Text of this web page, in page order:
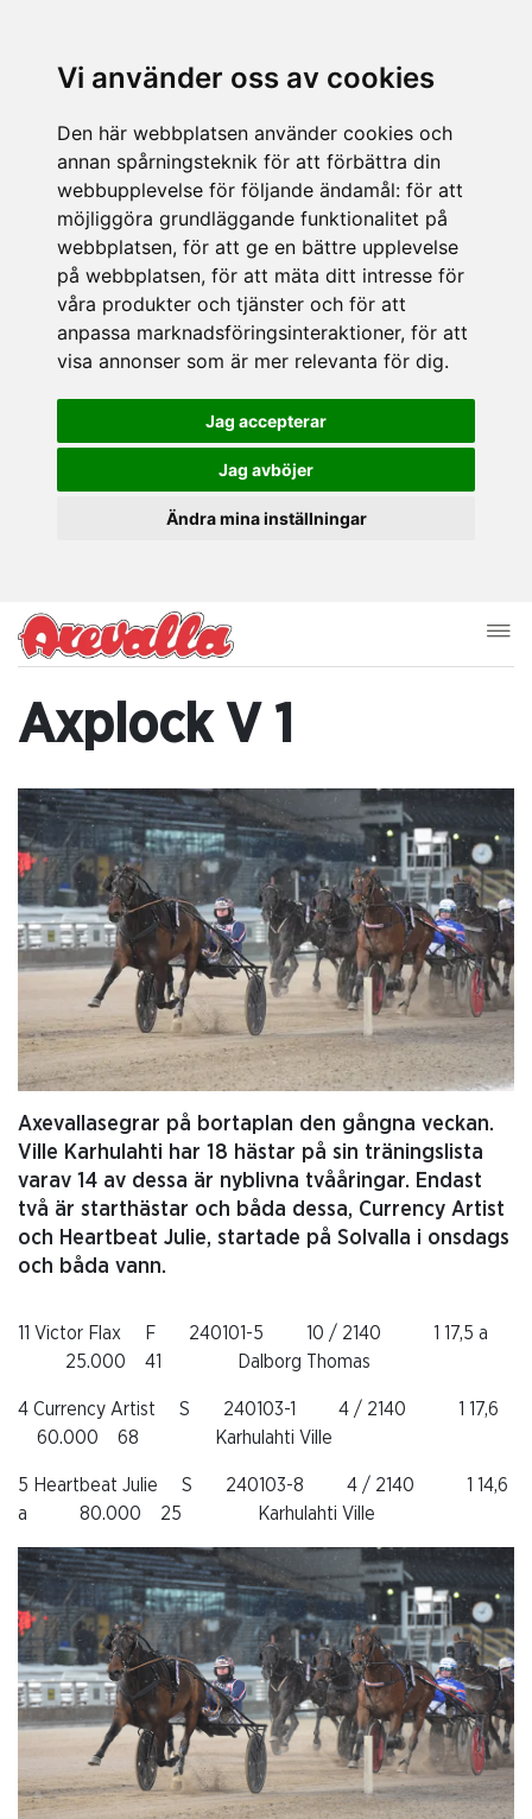
Vi använder oss av cookies
Den här webbplatsen använder cookies och
annan spårningsteknik för att förbättra din
webbupplevelse för följande ändamål: för att
möjliggöra grundläggande funktionalitet på
webbplatsen, för att ge en bättre upplevelse
på webbplatsen, för att mäta ditt intresse för
våra produkter och tjänster och för att
anpassa marknadsföringsinteraktioner, för att
visa annonser som är mer relevanta för dig.
Jag accepterar
Jag avböjer
Ändra mina inställningar
Axplock V 1
Axevallasegrar på bortaplan den gångna veckan.
Ville Karhulahti har 18 hästar på sin träningslista
varav 14 av dessa är nyblivna tvååringar. Endast
två är starthästar och båda dessa, Currency Artist
och Heartbeat Julie, startade på Solvalla i onsdags
och båda vann.
11 Victor Flax F 240101-5 10 / 2140 1 17,5 a
25.000 41 Dalborg Thomas
4 Currency Artist S 240103-1 4 / 2140 1 17,6
60.000 68 Karhulahti Ville
5 Heartbeat Julie S 240103-8 4 / 2140 1 14,6
a 80.000 25 Karhulahti Ville